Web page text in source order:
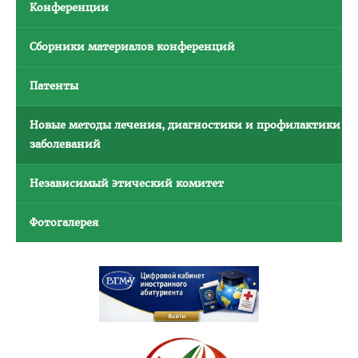
Расписание
Стоимость обучения
Для иностранных граждан
Сроки вступительной кампании 2026
Количество поданных заявлений и конкурс 2026
Порядок приема в ВГМУ 2026
Нормативная документация
Целевая подготовка
Конференции
Сборники материалов конференций
Патенты
Новые методы лечения, диагностики и профилактики
заболеваний
Независимый этический комитет
Фотогалерея